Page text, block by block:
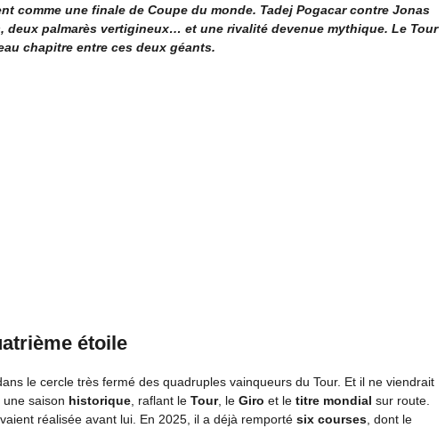
comme une finale de Coupe du monde. Tadej Pogacar contre Jonas
deux palmarès vertigineux… et une rivalité devenue mythique. Le Tour
chapitre entre ces deux géants.
étoile
le cercle très fermé des quadruples vainqueurs du Tour. Et il ne viendrait
saison historique, raflant le Tour, le Giro et le titre mondial sur route.
réalisée avant lui. En 2025, il a déjà remporté six courses, dont le